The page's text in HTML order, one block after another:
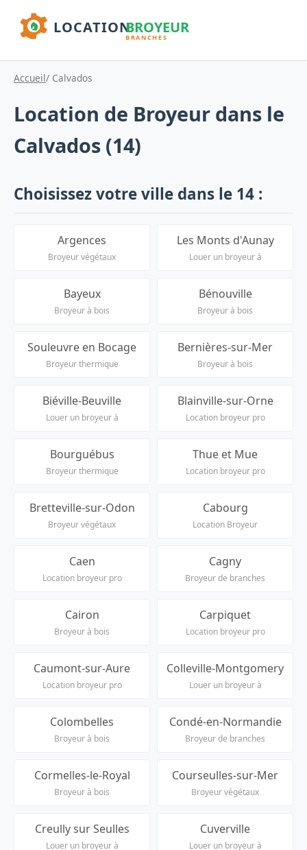
Accueil/ Calvados
Location de Broyeur dans le
Calvados (14)
Choisissez votre ville dans le 14 :
Argences
Broyeur végétaux
Les Monts d'Aunay
Louer un broyeur à
Bayeux
Broyeur à bois
Bénouville
Broyeur à bois
Souleuvre en Bocage
Broyeur thermique
Bernières-sur-Mer
Broyeur à bois
Biéville-Beuville
Louer un broyeur à
Blainville-sur-Orne
Location broyeur pro
Bourguébus
Broyeur thermique
Thue et Mue
Location broyeur pro
Bretteville-sur-Odon
Broyeur végétaux
Cabourg
Location Broyeur
Caen
Location broyeur pro
Cagny
Broyeur de branches
Cairon
Broyeur à bois
Carpiquet
Location broyeur pro
Caumont-sur-Aure
Location broyeur pro
Colleville-Montgomery
Louer un broyeur à
Colombelles
Broyeur à bois
Condé-en-Normandie
Broyeur de branches
Cormelles-le-Royal
Broyeur à bois
Courseulles-sur-Mer
Broyeur végétaux
Creully sur Seulles
Louer un broyeur à
Cuverville
Louer un broyeur à